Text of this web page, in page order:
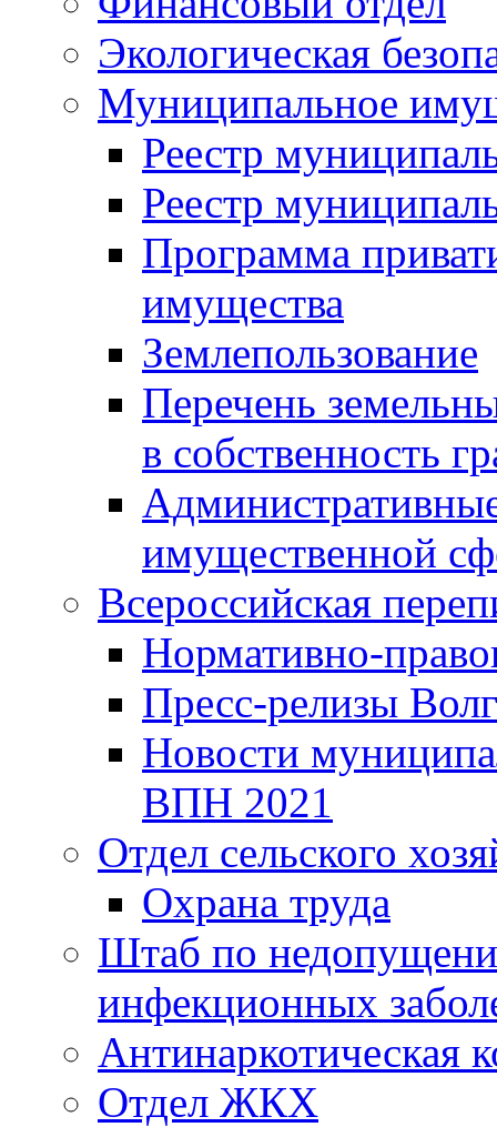
Экологическая
Муниципальное
Реестр
Реестр
Программа
имущества
Землепользование
Перечень
в собственность
имущественной
Всероссийская
Нормативно-
Пресс-релизы
Новости
ВПН 2021
Отдел сельского
Охрана труда
Штаб по
инфекционных
Антинаркотическая
Отдел ЖКХ